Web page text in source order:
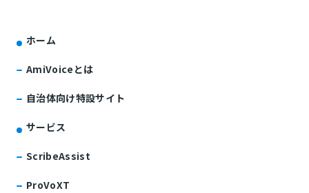
ホーム
AmiVoiceとは
自治体向け特設サイト
サービス
ScribeAssist
ProVoXT